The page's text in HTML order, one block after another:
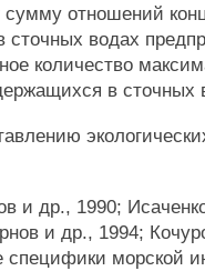
сумму отношений
сточных водах
количество
в сточных
и др., 1990;
и др., 1994;
специфики морской